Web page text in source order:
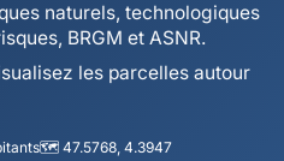
naturels, technologiques
BRGM et ASNR.
les parcelles autour
🗺️ 47.5768, 4.3947